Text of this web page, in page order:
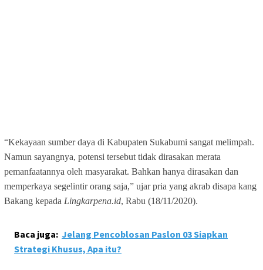
“Kekayaan sumber daya di Kabupaten Sukabumi sangat melimpah.
Namun sayangnya, potensi tersebut tidak dirasakan merata
pemanfaatannya oleh masyarakat. Bahkan hanya dirasakan dan
memperkaya segelintir orang saja,” ujar pria yang akrab disapa kang
Bakang kepada Lingkarpena.id, Rabu (18/11/2020).
Baca juga: Jelang Pencoblosan Paslon 03 Siapkan
Strategi Khusus, Apa itu?